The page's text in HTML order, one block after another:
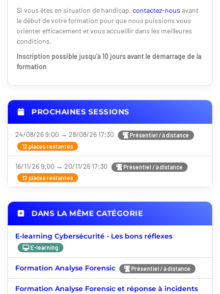
Si vous êtes en situation de handicap, contactez-nous avant
le début de votre formation pour que nous puissions vous
orienter efficacement et vous accueillir dans les meilleures
conditions.
Inscription possible jusqu'à 10 jours avant le démarrage de la
formation
PROCHAINES SESSIONS
24/08/26 9:00 → 28/08/26 17:30
Présentiel / à distance
12 places restantes
16/11/26 9:00 → 20/11/26 17:30
Présentiel / à distance
12 places restantes
DANS LA MÊME CATÉGORIE
E-learning Cybersécurité - Les bons réflexes
E-learning
Formation Analyse Forensic Présentiel / à distance
Formation Analyse Forensic et réponse à incidents